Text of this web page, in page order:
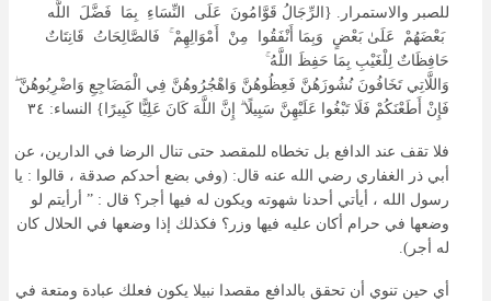
للصبر والاستمرار. {الرِّجَالُ قَوَّامُونَ عَلَى النِّسَاءِ بِمَا فَضَّلَ
اللَّه
بَعْضَهُمْ
عَلَىٰبَعْضٍ وَبِمَا أَنْفَقُوا مِنْ أَمْوَالِهِمْۚ فَالصَّالِحَاتُ
قَانِتَاتٌ
حَافِظَاتٌ لِلْغَيْبِ بِمَا حَفِظَ اللَّهُۚ
وَاللَّاتِيتَخَافُونَ نُشُوزَهُنَّ فَعِظُوهُنَّ وَاهْجُرُوهُنَّ فِي الْمَضَاجِعِ وَاضْرِبُوهُنَّۖ
فَإِنْ أَطَعْنَكُمْ فَلَاتَبْغُوا عَلَيْهِنَّ سَبِيلًاۗ إِنَّ اللَّهَ كَانَ عَلِيًّا كَبِيرًا} النساء: ٣٤
فلا تقف عند الدافع بل تخطاه للمقصد حتى تنال الرضا في الدارين، عن
أبي ذر الغفاري رضي الله عنه قال: (وفي بضع أحدكم صدقة ، قالوا : يا
رسول الله ، أيأتي أحدنا شهوته ويكون له فيها أجر؟ قال : ” أرأيتم لو
وضعها في حرام أكان عليه فيها وزر؟ فكذلك إذا وضعها في الحلال كان
له أجر).
أي حين تنوي أن تحقق بالدافع مقصدا نبيلا يكون فعلك عبادة ومتعة في